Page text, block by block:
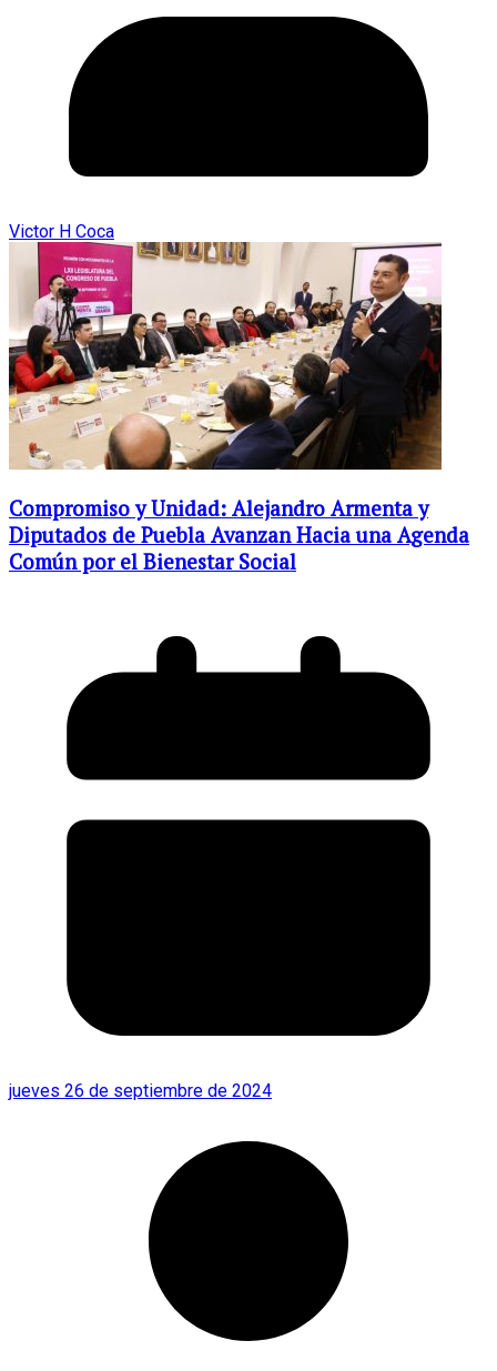
Victor H Coca
Compromiso y Unidad: Alejandro Armenta y
Diputados de Puebla Avanzan Hacia una Agenda
Común por el Bienestar Social
jueves 26 de septiembre de 2024